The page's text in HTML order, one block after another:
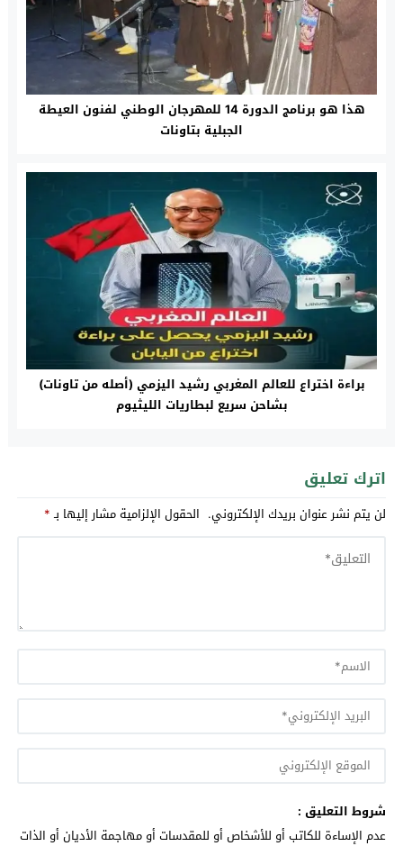
هذا هو برنامج الدورة 14 للمهرجان الوطني لفنون العيطة
الجبلية بتاونات
براءة اختراع للعالم المغربي رشيد اليزمي (أصله من تاونات)
بشاحن سريع لبطاريات الليثيوم
اترك تعليق
لن يتم نشر عنوان بريدك الإلكتروني. الحقول الإلزامية مشار إليها بـ*
شروط التعليق :
عدم الإساءة للكاتب أو للأشخاص أو للمقدسات أو مهاجمة الأديان أو الذات